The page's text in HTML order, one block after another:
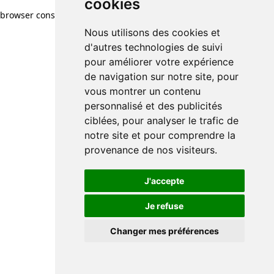
cookies
Nous utilisons des cookies et
d'autres technologies de suivi
pour améliorer votre expérience
de navigation sur notre site, pour
vous montrer un contenu
personnalisé et des publicités
ciblées, pour analyser le trafic de
notre site et pour comprendre la
provenance de nos visiteurs.
J'accepte
Je refuse
Changer mes préférences
browser console for more information)